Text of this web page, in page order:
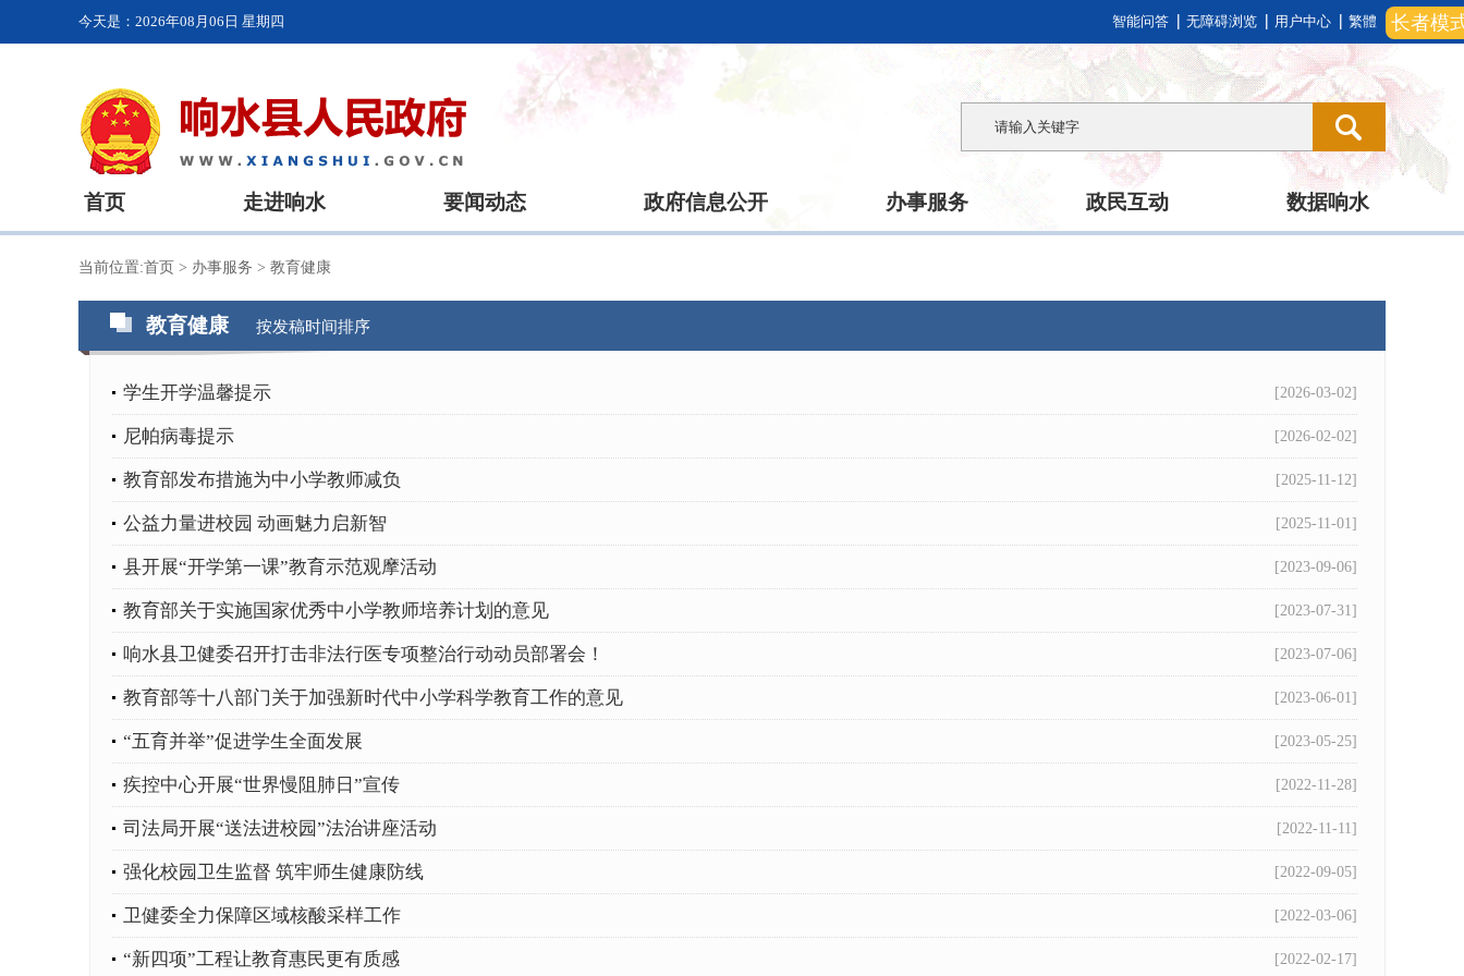
长者模
今天是： 2026年08月06日 星期四 智能问答 无障碍浏览 用户中心 繁體
首页 走进响水 要闻动态 政府信息公开 办事服务 政民互动 数据响水
当前位置:首页 > 办事服务 > 教育健康
教育健康 按发稿时间排序
学生开学温馨提示 [2026-03-02]
尼帕病毒提示 [2026-02-02]
教育部发布措施为中小学教师减负 [2025-11-12]
公益力量进校园 动画魅力启新智 [2025-11-01]
县开展“开学第一课”教育示范观摩活动 [2023-09-06]
教育部关于实施国家优秀中小学教师培养计划的意见 [2023-07-31]
响水县卫健委召开打击非法行医专项整治行动动员部署会！ [2023-07-06]
教育部等十八部门关于加强新时代中小学科学教育工作的意见 [2023-06-01]
“五育并举”促进学生全面发展 [2023-05-25]
疾控中心开展“世界慢阻肺日”宣传 [2022-11-28]
司法局开展“送法进校园”法治讲座活动 [2022-11-11]
强化校园卫生监督 筑牢师生健康防线 [2022-09-05]
卫健委全力保障区域核酸采样工作 [2022-03-06]
“新四项”工程让教育惠民更有质感 [2022-02-17]